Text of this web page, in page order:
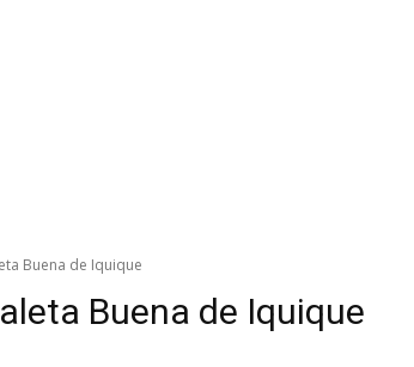
Buena de Iquique
Buena de Iquique